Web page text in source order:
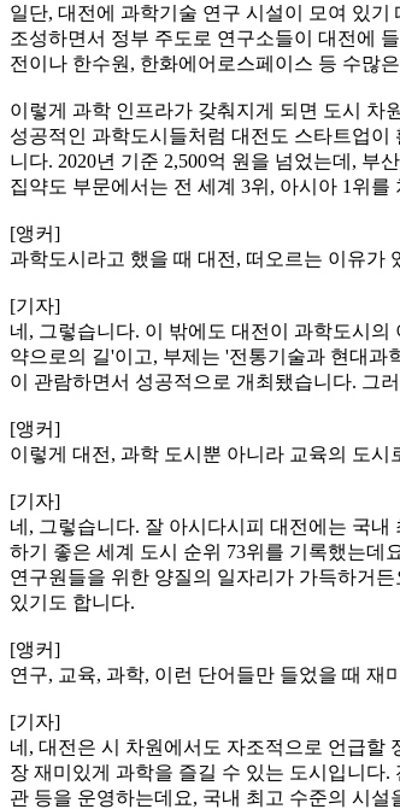
일단, 대전에 과학기술 연구 시설이 모여 있
조성하면서 정부 주도로 연구소들이 대전에
전이나 한수원, 한화에어로스페이스 등 수많
이렇게 과학 인프라가 갖춰지게 되면 도시 차
성공적인 과학도시들처럼 대전도 스타트업
니다. 2020년 기준 2,500억 원을 넘었는데,
집약도 부문에서는 전 세계 3위, 아시아 1위를
[앵커]
과학도시라고 했을 때 대전, 떠오르는 이유가
[기자]
네, 그렇습니다. 이 밖에도 대전이 과학도시
약으로의 길'이고, 부제는 '전통기술과 현대과
이 관람하면서 성공적으로 개최됐습니다. 그
[앵커]
이렇게 대전, 과학 도시뿐 아니라 교육의 도시
[기자]
네, 그렇습니다. 잘 아시다시피 대전에는 국
하기 좋은 세계 도시 순위 73위를 기록했는데
연구원들을 위한 양질의 일자리가 가득하거
있기도 합니다.
[앵커]
연구, 교육, 과학, 이런 단어들만 들었을 때 재
[기자]
네, 대전은 시 차원에서도 자조적으로 언급할
장 재미있게 과학을 즐길 수 있는 도시입니다
관 등을 운영하는데요, 국내 최고 수준의 시